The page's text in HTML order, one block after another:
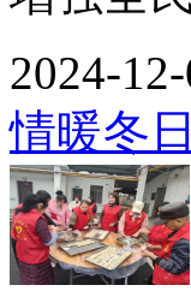
2024-
情暖冬